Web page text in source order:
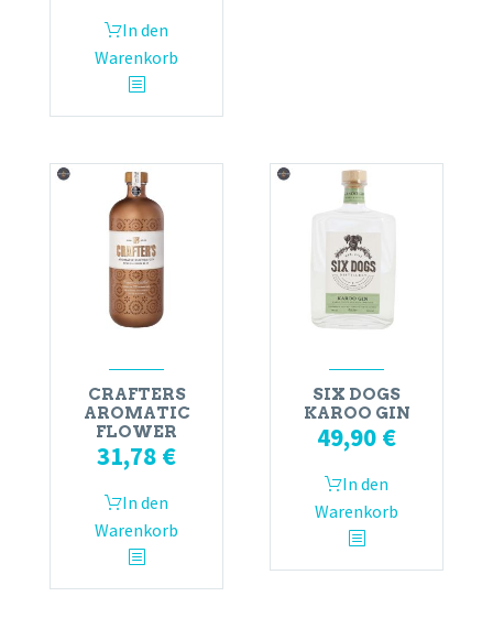
In den
Warenkorb
CRAFTERS
AROMATIC
FLOWER
31,78 €
In den
Warenkorb
SIX DOGS
KAROO GIN
49,90 €
In den
Warenkorb